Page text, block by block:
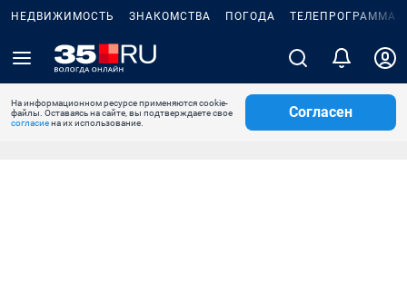
НЕДВИЖИМОСТЬ ЗНАКОМСТВА ПОГОДА ТЕЛЕПРОГРАММА
На информационном ресурсе применяются cookie-
файлы. Оставаясь на сайте, вы подтверждаете свое
согласиена их использование.
Согласен